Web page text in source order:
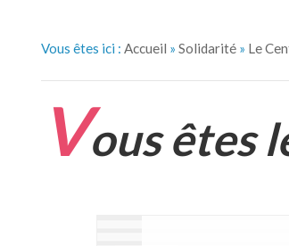
Vous êtes ici :Accueil »Solidarité » Le
Vous êtes